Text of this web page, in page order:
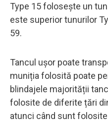
Type 15 folosește un
este superior tunurilor
59.
Tancul ușor poate
muniția folosită poate
blindajele majorității
folosite de diferite țări
atunci când sunt